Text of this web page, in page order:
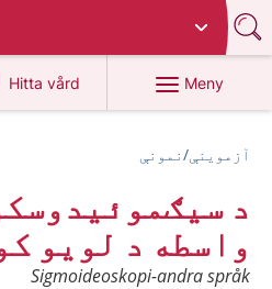
Hitta vård
på 1177.se
Meny
آزموینې/نمونې
د
واسطه د لویو
Sigmoideoskopi-andra språk